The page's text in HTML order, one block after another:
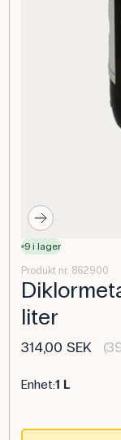
9 i lager
Produkt nr. 862900
liter
314,00 SEK
Enhet:1 L